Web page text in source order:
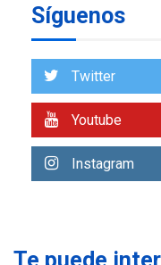
7
1
Síguenos
Twitter
Youtube
Instagram